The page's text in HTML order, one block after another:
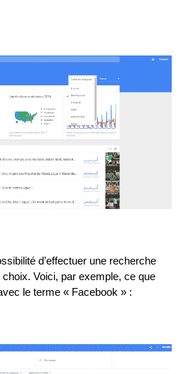
d’effectuer une recherche
Voici, par exemple, ce que
le terme « Facebook » :